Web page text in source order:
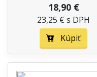
18,90 €
23,25 € s DPH
Kúpiť